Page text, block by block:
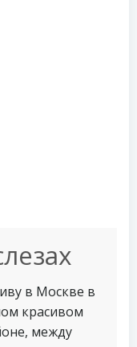
в Москве в
красивом
между